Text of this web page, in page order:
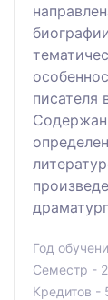
писателя
Год
Семестр - 2
Кредитов -